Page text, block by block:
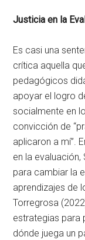
Justicia en la
Es casi una
crítica aquella
pedagógicos
apoyar el logro
socialmente en
convicción de
aplicaron a mí”.
en la evaluación,
para cambiar la
aprendizajes de
Torregrosa
estrategias para
dónde juega un